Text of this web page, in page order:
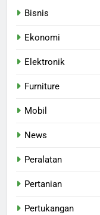
Bisnis
Ekonomi
Elektronik
Furniture
Mobil
News
Peralatan
Pertanian
Pertukangan